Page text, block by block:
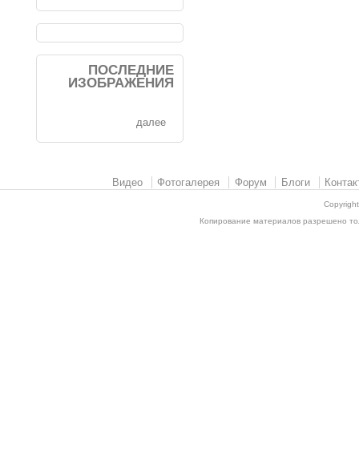
ПОСЛЕДНИЕ
ИЗОБРАЖЕНИЯ
далее
Видео Фотогалерея Форум Блоги
Копирование материалов разрешено